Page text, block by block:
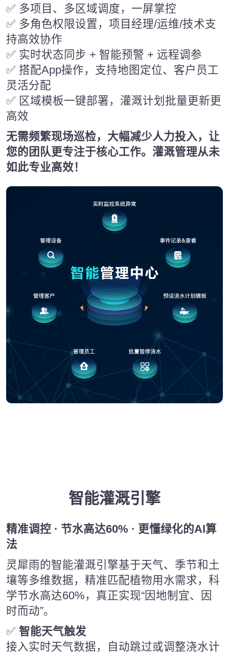
✅ 多项目、多区域调度，一屏掌控
✅ 多角色权限设置，项目经理/运维/技术支
持高效协作
✅ 实时状态同步 + 智能预警 + 远程调参
✅ 搭配App操作，支持地图定位、客户员工
灵活分配
✅ 区域模板一键部署，灌溉计划批量更新更
高效
无需频繁现场巡检，大幅减少人力投入，让
您的团队更专注于核心工作。灌溉管理从未
如此专业高效！
智能灌溉引擎
精准调控 · 节水高达60% · 更懂绿化的AI算
法
灵犀雨的智能灌溉引擎基于天气、季节和土
壤等多维数据，精准匹配植物用水需求，科
学节水高达60%，真正实现“因地制宜、因
时而动”。
✅ 智能天气触发
接入实时天气数据，自动跳过或调整浇水计